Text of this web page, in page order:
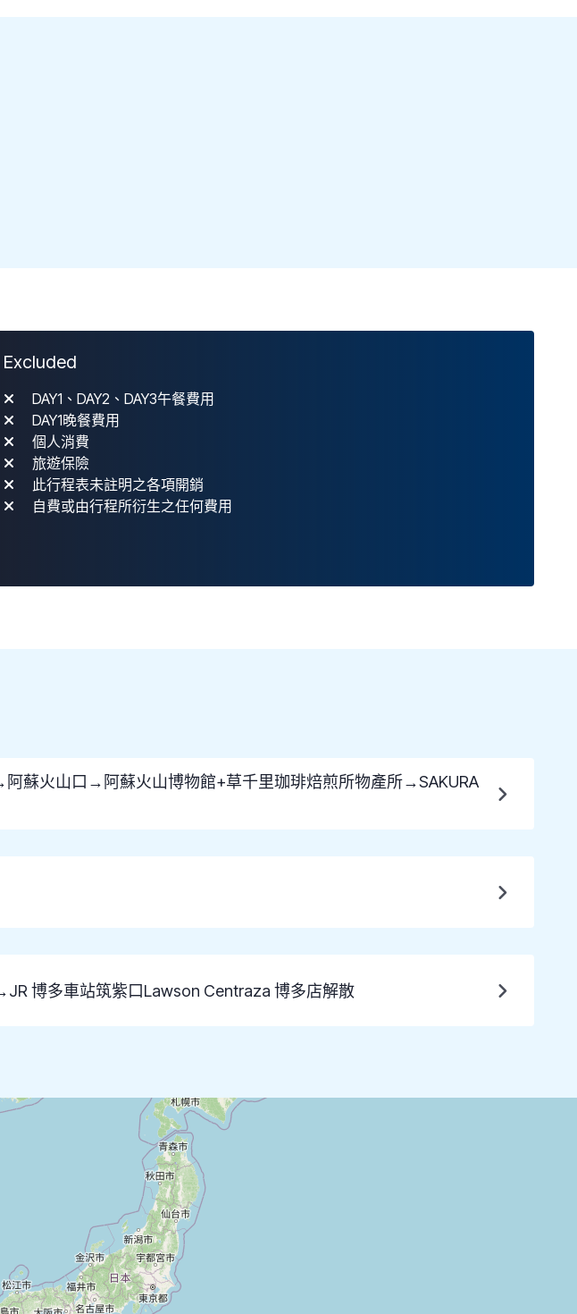
Excluded
DAY1、DAY2、DAY3午餐費用
DAY1晚餐費用
個人消費
旅遊保險
此行程表未註明之各項開銷
自費或由行程所衍生之任何費用
蘇火山口→阿蘇火山博物館+草千里珈琲焙煎所物產所→SAKURA
博多車站筑紫口Lawson Centraza 博多店解散